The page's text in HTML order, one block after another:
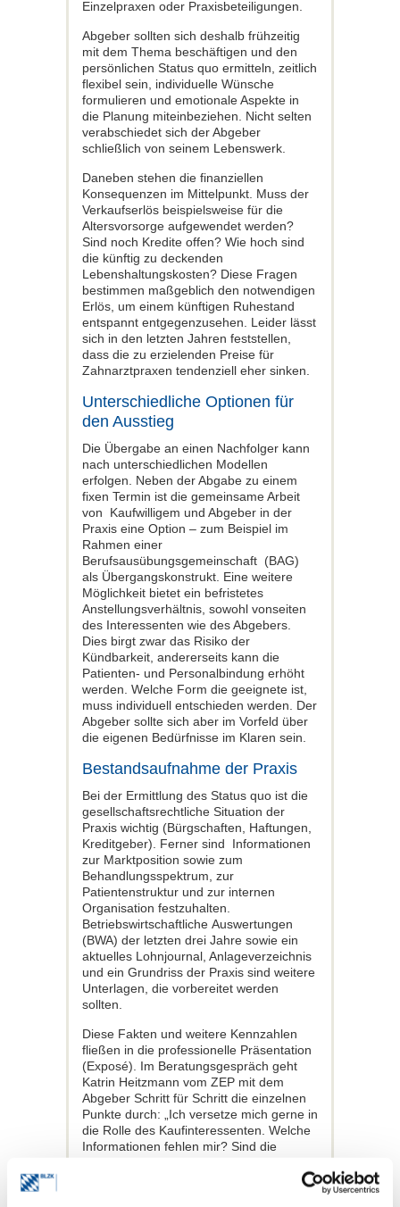
Einzelpraxen oder Praxisbeteiligungen.
Abgeber sollten sich deshalb frühzeitig
mit dem Thema beschäftigen und den
persönlichen Status quo ermitteln, zeitlich
flexibel sein, individuelle Wünsche
formulieren und emotionale Aspekte in
die Planung miteinbeziehen. Nicht selten
verabschiedet sich der Abgeber
schließlich von seinem Lebenswerk.
Daneben stehen die finanziellen
Konsequenzen im Mittelpunkt. Muss der
Verkaufserlös beispielsweise für die
Altersvorsorge aufgewendet werden?
Sind noch Kredite offen? Wie hoch sind
die künftig zu deckenden
Lebenshaltungskosten? Diese Fragen
bestimmen maßgeblich den notwendigen
Erlös, um einem künftigen Ruhestand
entspannt entgegenzusehen. Leider lässt
sich in den letzten Jahren feststellen,
dass die zu erzielenden Preise für
Zahnarztpraxen tendenziell eher sinken.
Unterschiedliche Optionen für
den Ausstieg
Die Übergabe an einen Nachfolger kann
nach unterschiedlichen Modellen
erfolgen. Neben der Abgabe zu einem
fixen Termin ist die gemeinsame Arbeit
von Kaufwilligem und Abgeber in der
Praxis eine Option – zum Beispiel im
Rahmen einer
Berufsausübungsgemeinschaft (BAG)
als Übergangskonstrukt. Eine weitere
Möglichkeit bietet ein befristetes
Anstellungsverhältnis, sowohl vonseiten
des Interessenten wie des Abgebers.
Dies birgt zwar das Risiko der
Kündbarkeit, andererseits kann die
Patienten- und Personalbindung erhöht
werden. Welche Form die geeignete ist,
muss individuell entschieden werden. Der
Abgeber sollte sich aber im Vorfeld über
die eigenen Bedürfnisse im Klaren sein.
Bestandsaufnahme der Praxis
Bei der Ermittlung des Status quo ist die
gesellschaftsrechtliche Situation der
Praxis wichtig (Bürgschaften, Haftungen,
Kreditgeber). Ferner sind Informationen
zur Marktposition sowie zum
Behandlungsspektrum, zur
Patientenstruktur und zur internen
Organisation festzuhalten.
Betriebswirtschaftliche Auswertungen
(BWA) der letzten drei Jahre sowie ein
aktuelles Lohnjournal, Anlageverzeichnis
und ein Grundriss der Praxis sind weitere
Unterlagen, die vorbereitet werden
sollten.
Diese Fakten und weitere Kennzahlen
fließen in die professionelle Präsentation
(Exposé). Im Beratungsgespräch geht
Katrin Heitzmann vom ZEP mit dem
Abgeber Schritt für Schritt die einzelnen
Punkte durch: „Ich versetze mich gerne in
die Rolle des Kaufinteressenten. Welche
Informationen fehlen mir? Sind die
Irritationen? Ist der Patientenstamm stabil